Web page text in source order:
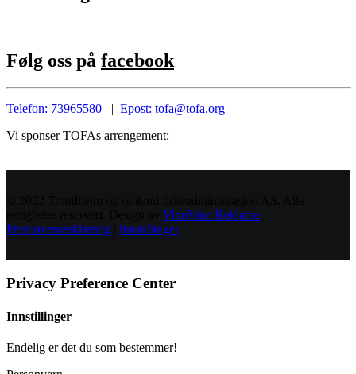
Følg oss på facebook
Telefon: 73965580 | Epost: tofa@tofa.org
Vi sponser TOFAs arrengement:
VinnVinn Reklame
Personvernerklæring
Innstillinger
Privacy Preference Center
Innstillinger
Endelig er det du som bestemmer!